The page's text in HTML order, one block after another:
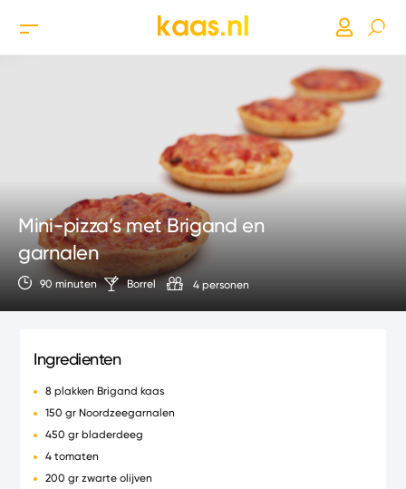
Mini-pizza’s met Brigand en
garnalen
90 minuten Borrel 4 personen
Ingredienten
8 plakken Brigand kaas
150 gr Noordzeegarnalen
450 gr bladerdeeg
4 tomaten
200 gr zwarte olijven